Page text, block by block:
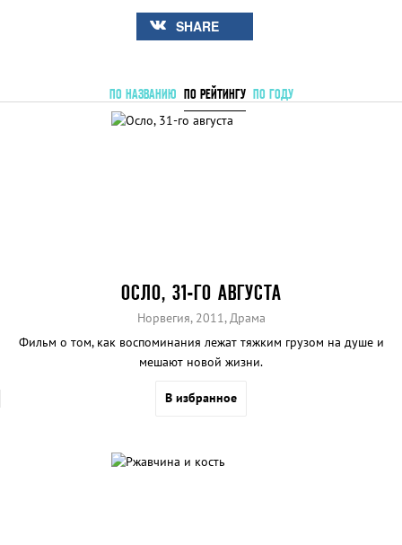
SHARE
ПО НАЗВАНИЮ ПО РЕЙТИНГУ ПО ГОДУ
ОСЛО, 31-ГО АВГУСТА
Норвегия, 2011, Драма
Фильм о том, как воспоминания лежат тяжким грузом на душе и
мешают новой жизни.
В избранное